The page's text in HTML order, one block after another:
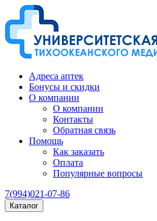
Адреса аптек
Бонусы и скидки
О компании
О компании
Контакты
Обратная связь
Помощь
Как заказать
Оплата
Популярные вопросы
7(994)021-07-86
Каталог